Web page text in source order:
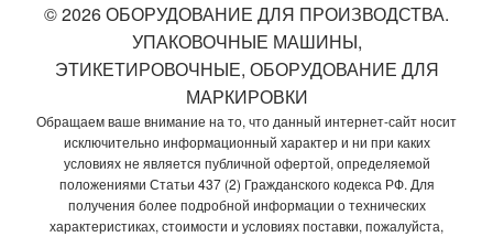
© 2026 ОБОРУДОВАНИЕ ДЛЯ ПРОИЗВОДСТВА.
УПАКОВОЧНЫЕ МАШИНЫ,
ЭТИКЕТИРОВОЧНЫЕ, ОБОРУДОВАНИЕ ДЛЯ
МАРКИРОВКИ
Обращаем ваше внимание на то, что данный интернет-сайт носит
исключительно информационный характер и ни при каких
условиях не является публичной офертой, определяемой
положениями Статьи 437 (2) Гражданского кодекса РФ. Для
получения более подробной информации о технических
характеристиках, стоимости и условиях поставки, пожалуйста,